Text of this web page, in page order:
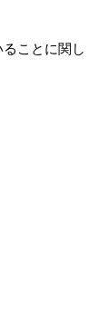
ことに関し